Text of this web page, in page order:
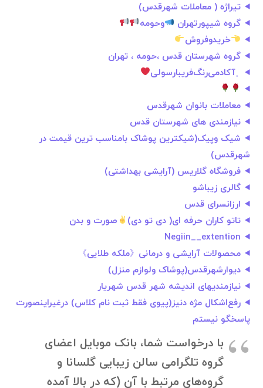
تیراژه ( معاملات شهرقدس)
گروه شیپورتهران
وحومه
خریدوفروش
گروه شهرستان قدس ،حومه ، تهران
﮼آکادمی‌رنگ‌فریبا‌رسولی
معاملات بانوان شهرقدس
نیازمندی های شهرستان قدس
شیک وپیک(شیکترین پوشاک بامناسب ترین قیمت در
شهرقدس)
فروشگاه گلاریس (آرایشی بهداشتی)
گالری زیباشو
ارزانسرای قدس
تاتو کاران حرفه ای( دی تو دی)
صورت و بدن
Negiin__extention
محصولات آرایشی و درمانی《ملکه طلایی》
دیوارشهرقدس(پوشاک ولوازم منزل)
نیازمندیهای اندیشه شهر قدس شهریار
رفع‌اشکال مژه دنیز(پیوی فقط ثبت نام کلاس) درغیراینصورت
پاسخگو نیستم
با درخواست شما، بانک موبایل اعضای
گروه تلگرامی سالن زیبایی گلسانا و
گروه‌های مرتبط با آن (که در بالا آمده